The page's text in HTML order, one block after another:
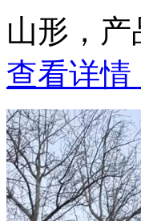
山形，
查看详情